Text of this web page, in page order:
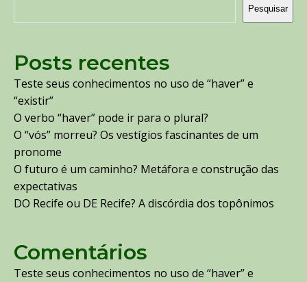
Pesquisar
Posts recentes
Teste seus conhecimentos no uso de “haver” e
“existir”
O verbo “haver” pode ir para o plural?
O “vós” morreu? Os vestígios fascinantes de um
pronome
O futuro é um caminho? Metáfora e construção das
expectativas
DO Recife ou DE Recife? A discórdia dos topônimos
Comentários
Teste seus conhecimentos no uso de “haver” e